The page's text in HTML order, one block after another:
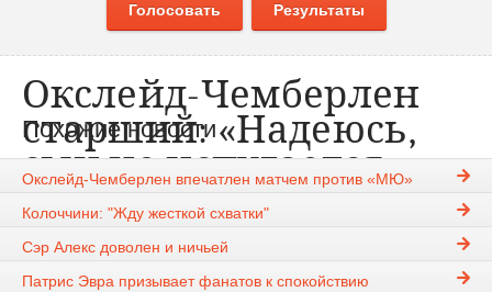
Голосовать Результаты
Окслейд-Чемберлен
старший: «Надеюсь,
сын не испугается
МЮ»
Mankunianka 29-01-2011, 11:05
Новости
Похожие новости
Окслейд-Чемберлен впечатлен матчем против «МЮ»
Колоччини: "Жду жесткой схватки"
Сэр Алекс доволен и ничьей
Патрис Эвра призывает фанатов к спокойствию